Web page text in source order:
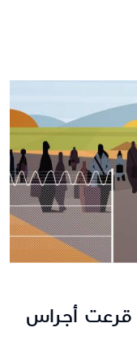
قرعت أجراس